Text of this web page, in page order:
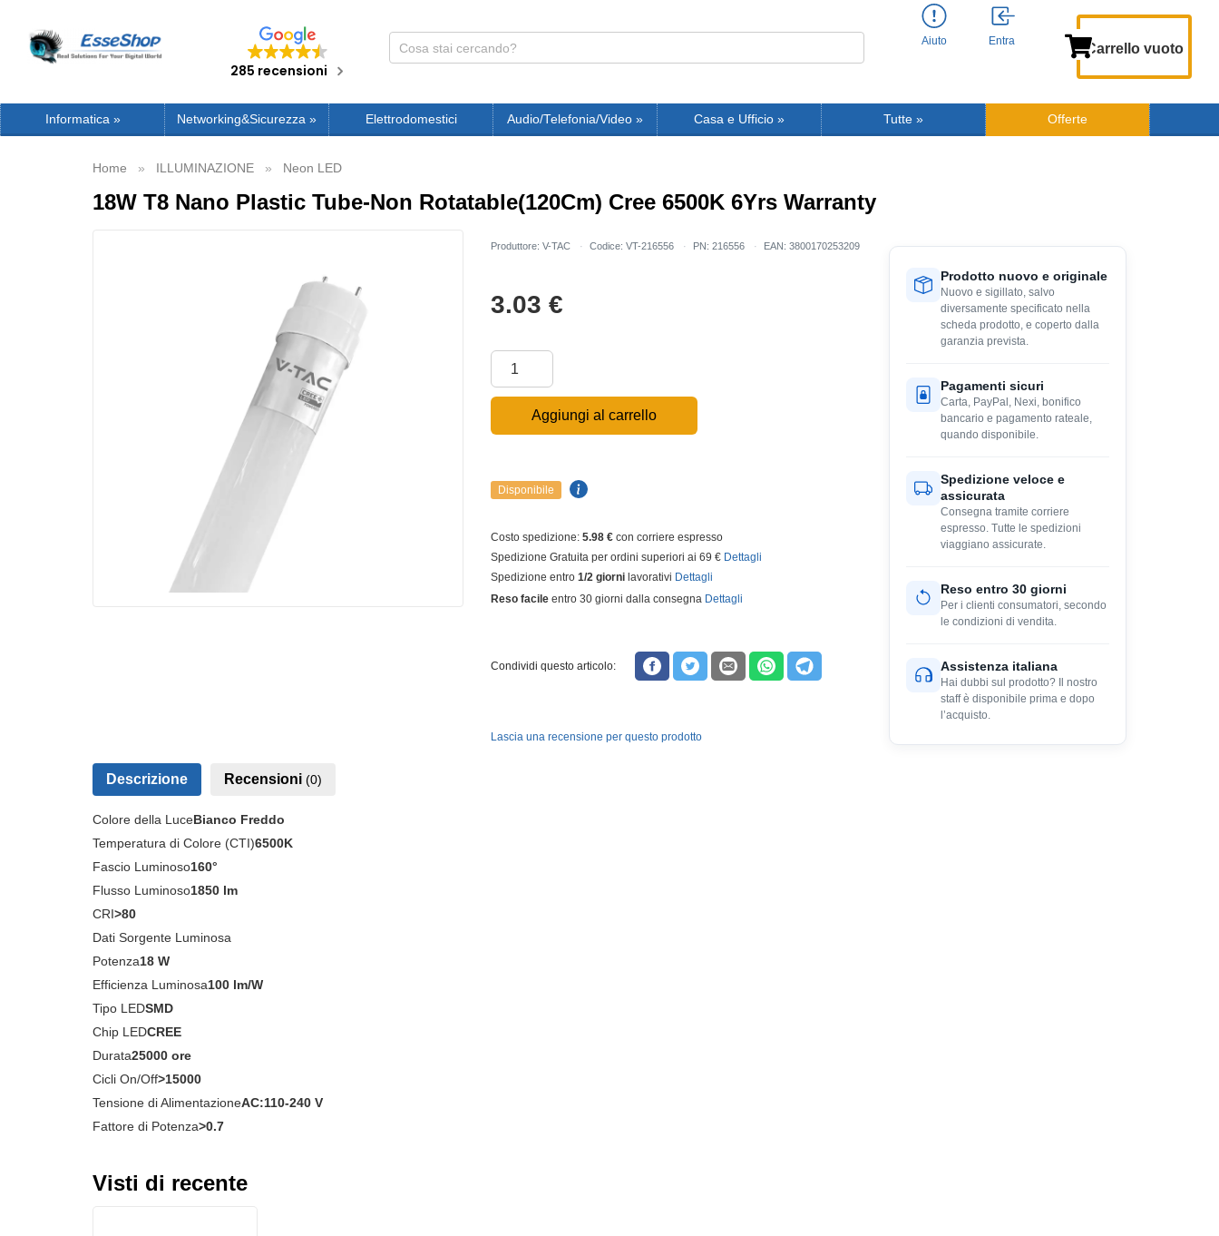
285 recensioni
Aiuto Entra Carrello vuoto
Informatica» Networking&Sicurezza » Elettrodomestici Audio/Telefonia/Video » Casa e Ufficio » Tutte » Offerte
Home ILLUMINAZIONE Neon LED
18W T8 Nano Plastic Tube-Non Rotatable(120Cm) Cree 6500K 6Yrs Warranty
Produttore: V-TAC Codice: VT-216556 PN: 216556 EAN: 3800170253209
3.03 €
Aggiungi al carrello
Disponibile
Costo spedizione: 5.98 € con corriere espresso
Spedizione Gratuita per ordini superiori ai 69 € Dettagli
Spedizione entro 1/2 giornilavorativi Dettagli
Reso facileentro 30 giorni dalla consegna Dettagli
Condividi questo articolo:
Lascia una recensione per questo prodotto
Prodotto nuovo e originale
Nuovo e sigillato, salvo
diversamente specificato nella
scheda prodotto, e coperto dalla
garanzia prevista.
Pagamenti sicuri
Carta, PayPal, Nexi, bonifico
bancario e pagamento rateale,
quando disponibile.
Spedizione veloce e
assicurata
Consegna tramite corriere
espresso. Tutte le spedizioni
viaggiano assicurate.
Reso entro 30 giorni
Per i clienti consumatori, secondo
le condizioni di vendita.
Assistenza italiana
Hai dubbi sul prodotto? Il nostro
staff è disponibile prima e dopo
l’acquisto.
Descrizione Recensioni (0)
Colore della LuceBianco Freddo
Temperatura di Colore (CTI)6500K
Fascio Luminoso160°
Flusso Luminoso1850 lm
CRI>80
Dati Sorgente Luminosa
Potenza18 W
Efficienza Luminosa100 lm/W
Tipo LEDSMD
Chip LEDCREE
Durata25000 ore
Cicli On/Off>15000
Tensione di AlimentazioneAC:110-240 V
Fattore di Potenza>0.7
Visti di recente